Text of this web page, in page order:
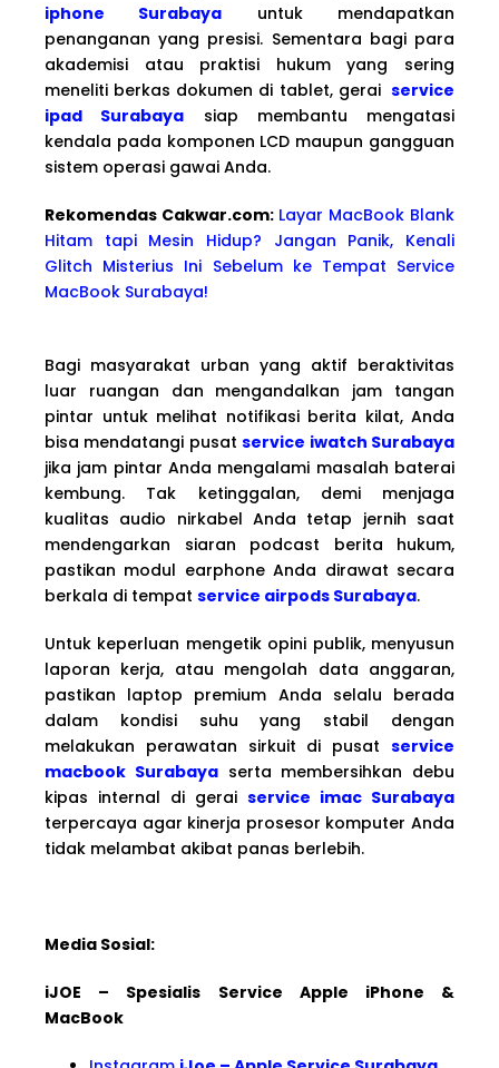
iphone Surabaya untuk mendapatkan
penanganan yang presisi. Sementara bagi para
akademisi atau praktisi hukum yang sering
meneliti berkas dokumen di tablet, gerai service
ipad Surabaya siap membantu mengatasi
kendala pada komponen LCD maupun gangguan
sistem operasi gawai Anda.
Rekomendas Cakwar.com: Layar MacBook Blank
Hitam tapi Mesin Hidup? Jangan Panik, Kenali
Glitch Misterius Ini Sebelum ke Tempat Service
MacBook Surabaya!
Bagi masyarakat urban yang aktif beraktivitas
luar ruangan dan mengandalkan jam tangan
pintar untuk melihat notifikasi berita kilat, Anda
bisa mendatangi pusatservice iwatch Surabaya
jika jam pintar Anda mengalami masalah baterai
kembung. Tak ketinggalan, demi menjaga
kualitas audio nirkabel Anda tetap jernih saat
mendengarkan siaran podcast berita hukum,
pastikan modul earphone Anda dirawat secara
berkala di tempat service airpods Surabaya.
Untuk keperluan mengetik opini publik, menyusun
laporan kerja, atau mengolah data anggaran,
pastikan laptop premium Anda selalu berada
dalam kondisi suhu yang stabil dengan
melakukan perawatan sirkuit di pusat service
macbook Surabayaserta membersihkan debu
kipas internal di gerai service imac Surabaya
terpercaya agar kinerja prosesor komputer Anda
tidak melambat akibat panas berlebih.
Media Sosial:
iJOE – Spesialis Service Apple iPhone &
MacBook